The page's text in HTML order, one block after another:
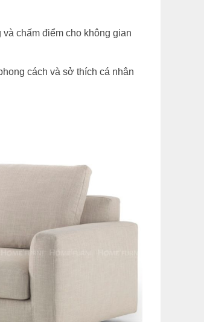
chấm điểm cho không gian
cách và sở thích cá nhân